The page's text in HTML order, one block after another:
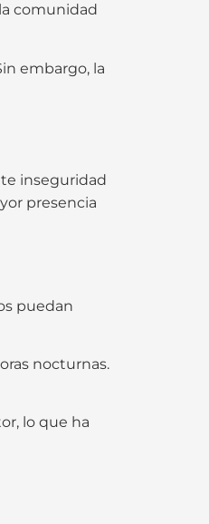
comunidad
embargo, la
inseguridad
presencia
puedan
nocturnas.
lo que ha